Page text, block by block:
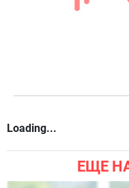
Loading...
ЕЩЕ НА